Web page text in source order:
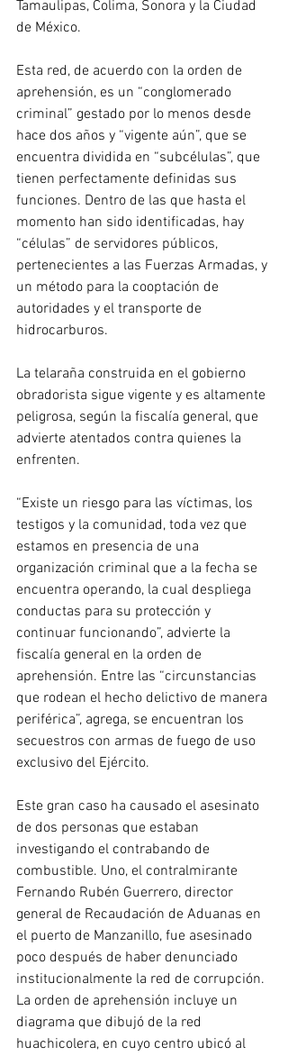
Tamaulipas, Colima, Sonora y la Ciudad
de México.
Esta red, de acuerdo con la orden de
aprehensión, es un “conglomerado
criminal” gestado por lo menos desde
hace dos años y “vigente aún”, que se
encuentra dividida en “subcélulas”, que
tienen perfectamente definidas sus
funciones. Dentro de las que hasta el
momento han sido identificadas, hay
“células” de servidores públicos,
pertenecientes a las Fuerzas Armadas, y
un método para la cooptación de
autoridades y el transporte de
hidrocarburos.
La telaraña construida en el gobierno
obradorista sigue vigente y es altamente
peligrosa, según la fiscalía general, que
advierte atentados contra quienes la
enfrenten.
“Existe un riesgo para las víctimas, los
testigos y la comunidad, toda vez que
estamos en presencia de una
organización criminal que a la fecha se
encuentra operando, la cual despliega
conductas para su protección y
continuar funcionando”, advierte la
fiscalía general en la orden de
aprehensión. Entre las “circunstancias
que rodean el hecho delictivo de manera
periférica”, agrega, se encuentran los
secuestros con armas de fuego de uso
exclusivo del Ejército.
Este gran caso ha causado el asesinato
de dos personas que estaban
investigando el contrabando de
combustible. Uno, el contralmirante
Fernando Rubén Guerrero, director
general de Recaudación de Aduanas en
el puerto de Manzanillo, fue asesinado
poco después de haber denunciado
institucionalmente la red de corrupción.
La orden de aprehensión incluye un
diagrama que dibujó de la red
huachicolera, en cuyo centro ubicó al